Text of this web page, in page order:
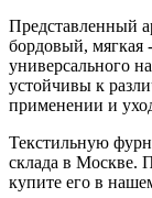
Представленный
бордовый,
универсального
устойчивы к
применении и
Текстильную
склада в Москве.
купите его в